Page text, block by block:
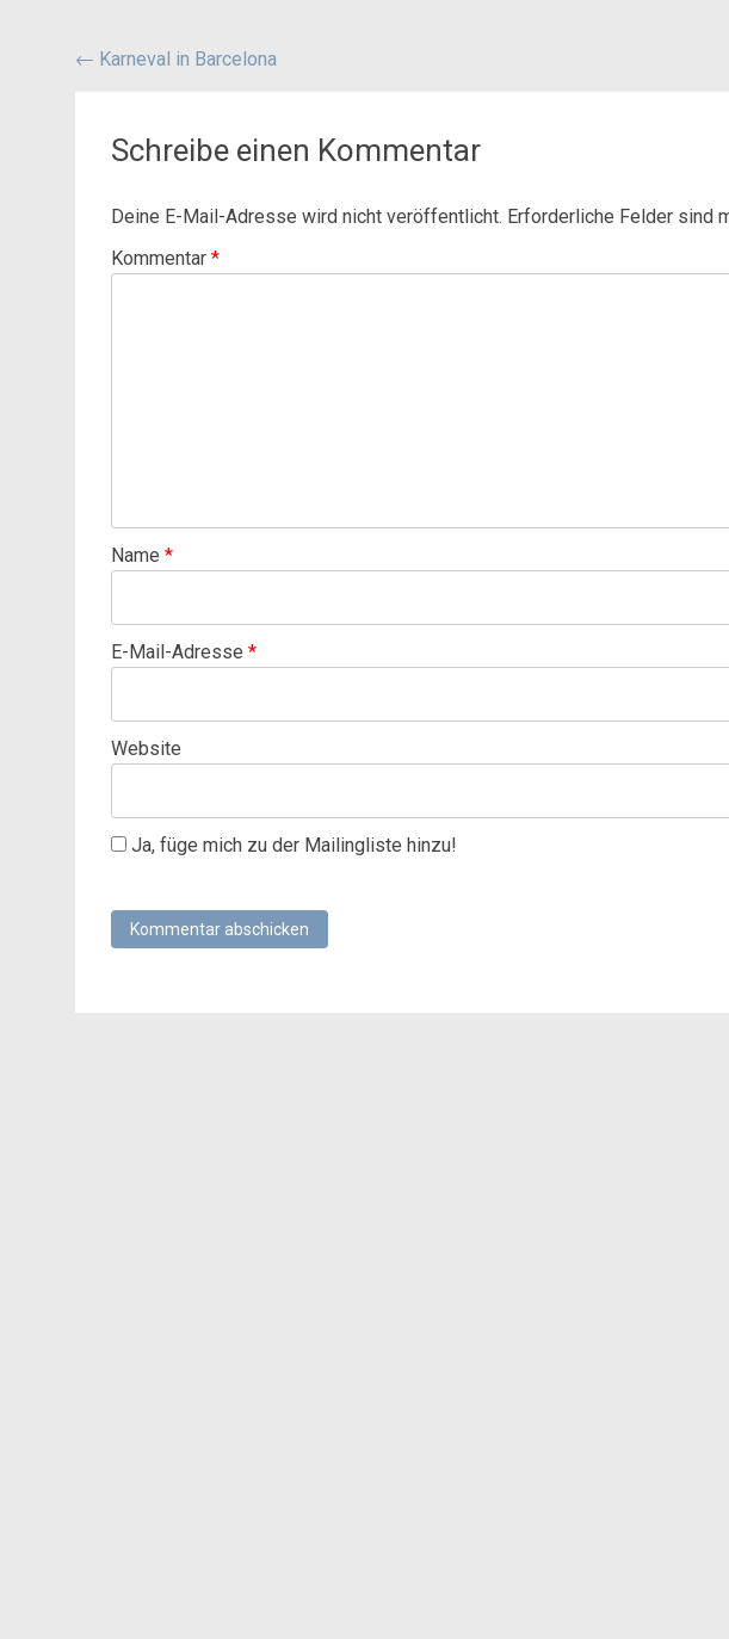
Beitragsnavigation
← Karneval in Barcelona
Schreibe einen Kommentar
Deine E-Mail-Adresse wird nicht veröffentlicht. Erforderliche Felder sind
Kommentar *
Name *
E-Mail-Adresse *
Website
Ja, füge mich zu der Mailingliste hinzu!